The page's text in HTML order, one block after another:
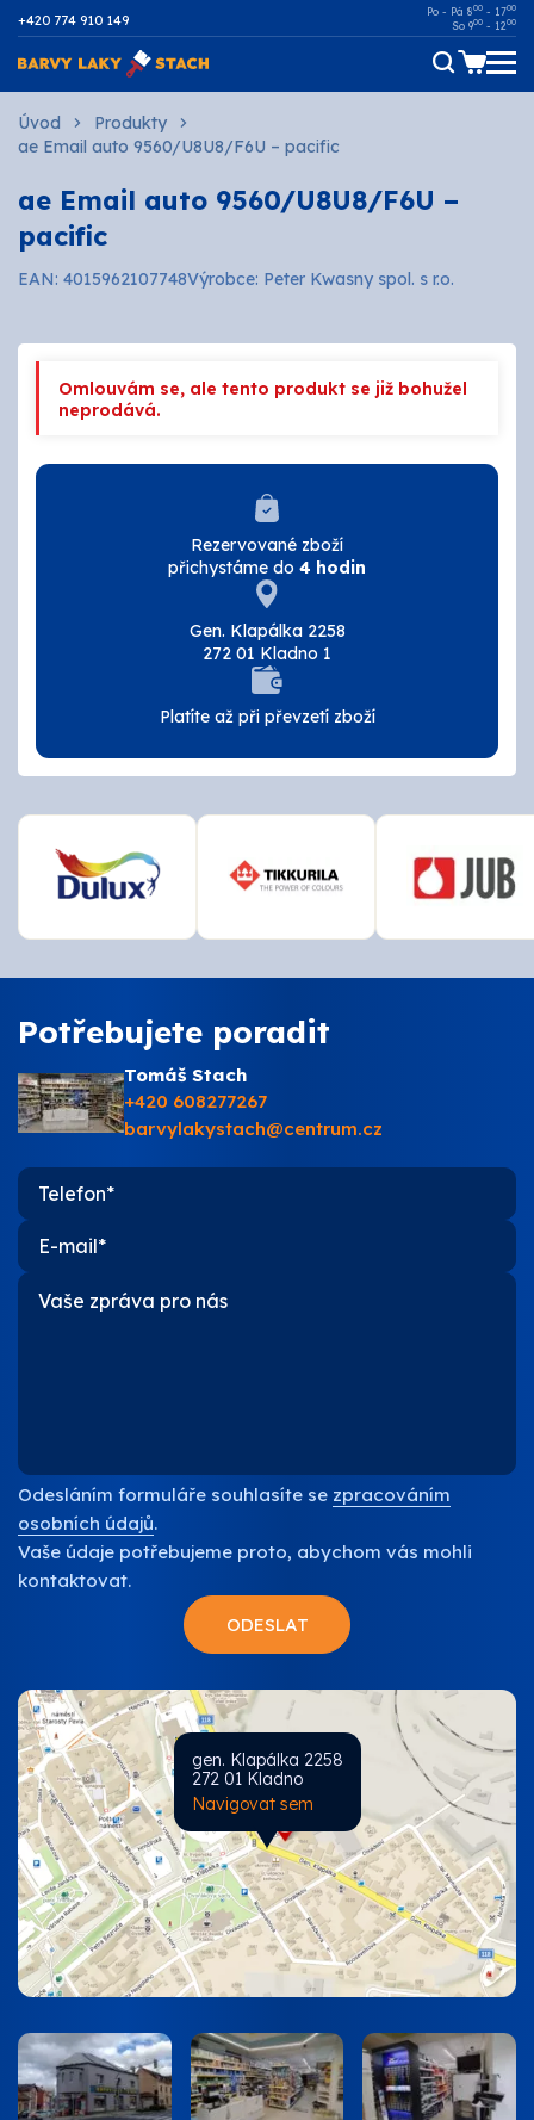
+420 774 910 149
Po - Pá 800 - 1700
So 900 - 1200
Dřevo
Malířské
Fasádní
Ostatní povrchy
AUTOMOTIVE
Tmely a lepidla
Štětce, válečky, nářadí
OSMO
Kamenná prodejna
Postupy a návody
O nás
Úvod
Produkty
ae Email auto 9560/U8U8/F6U – pacific
ae Email auto 9560/U8U8/F6U –
pacific
EAN: 4015962107748Výrobce: Peter Kwasny spol. s r.o.
Omlouvám se, ale tento produkt se již bohužel
neprodává.
Rezervované zboží
přichystáme do 4 hodin
Gen. Klapálka 2258
272 01 Kladno 1
Platíte až při převzetí zboží
Potřebujete poradit
Tomáš Stach
+420 608277267
barvylakystach@centrum.cz
Odesláním formuláře souhlasíte se zpracováním
osobních údajů.
Vaše údaje potřebujeme proto, abychom vás mohli
kontaktovat.
gen. Klapálka 2258
272 01 Kladno
Navigovat sem